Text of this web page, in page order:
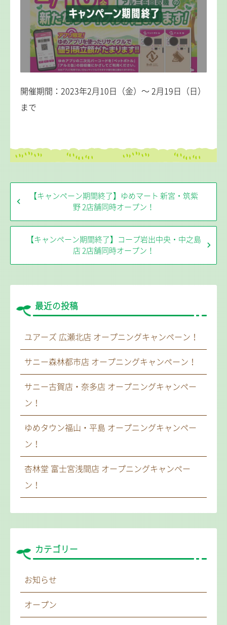
開催期間：2023年2月10日（金）～ 2月19日（日）
まで
【キャンペーン期間終了】ゆめマート 新宮・筑紫
野 2店舗同時オープン！
【キャンペーン期間終了】コープ岩出中央・中之島
店 2店舗同時オープン！
最近の投稿
ユアーズ 広瀬北店 オープニングキャンペーン！
サニー森林都市店 オープニングキャンペーン！
サニー古賀店・奈多店 オープニングキャンペー
ン！
ゆめタウン福山・平島 オープニングキャンペー
ン！
杏林堂 富士宮浅間店 オープニングキャンペー
ン！
カテゴリー
お知らせ
オープン